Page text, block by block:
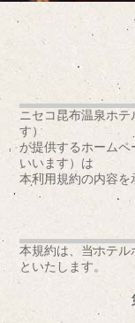
ニセコ昆布温泉ホ
す）
が提供するホームペ
いいます）は
本利用規約の内容を
本規約は、当ホテル
といたします。